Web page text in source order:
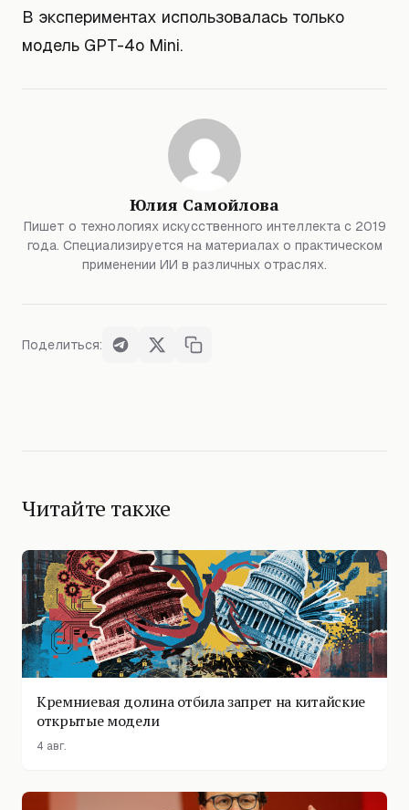
В экспериментах использовалась только
модель GPT-4o Mini.
Юлия Самойлова
Пишет о технологиях искусственного интеллекта с 2019
года. Специализируется на материалах о практическом
применении ИИ в различных отраслях.
Поделиться:
Читайте также
Кремниевая долина отбила запрет на китайские
открытые модели
4 авг.